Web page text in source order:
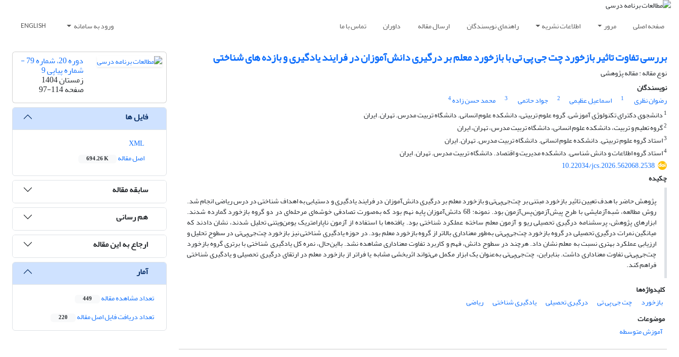
صفحه اصلی مرور اطلاعات نشریه راهنمای نویسندگان ارسال مقاله داوران تماس با ما ورود به سامانه ENGLISH
بررسی تفاوت تاثیر بازخورد چت جی پی تی با بازخورد معلم بر درگیری دانش‌آموزان در فرایند یادگیری و بازده های شناختی
نوع مقاله : مقاله پژوهشی
نویسندگان
رضوان نظری
1 اسماعیل عظیمی 2 جواد حاتمی 3 محمد حسن زاده4
1 دانشجوی دکترای تکنولوژی آموزشی. گروه علوم تربیتی، دانشکده علوم انسانی. دانشگاه تربیت مدرس. تهران. ایران
2گروه تعلیم و تربیت، دانشکده علوم انسانی، دانشگاه تربیت مدرس، تهران، ایران
3استاد گروه علوم تربیتی. دانشکده علوم انسانی. دانشگاه تربیت مدرس. تهران. ایران
4استاد گروه اطلاعات و دانش شناسی. دانشکده مدیریت و اقتصاد. دانشگاه تربیت مدرس. تهران. ایران
10.22034/jcs.2026.562068.2538
چکیده
پژوهش حاضر با هدف تعیین تاثیر بازخورد مبتنی بر چت‌جی‌پی‌تی و بازخورد معلم بر درگیری دانش‌آموزان در فرایند یادگیری و دستیابی به اهداف شناختی در درس ریاضی انجام شد.
روش مطالعه، شبه‌آزمایشی با طرح پیش‌آزمون–پس‌آزمون بود. نمونه: 68 دانش‌آموزان پایه نهم بود که به‌صورت تصادفی خوشه‌ای مرحله‌ای در دو گروه بازخورد گمارده شدند.
ابزارهای پژوهش، پرسشنامه درگیری تحصیلی ریو و آزمون معلم ساخته عملکرد شناختی بود. یافته‌ها با استفاده از آزمون ناپارامتریک یومن‌ویتنی تحلیل شدند، نشان دادند که
میانگین نمرات درگیری تحصیلی در گروه بازخورد چت‌جی‌پی‌تی به‌طور معناداری بالاتر از گروه بازخورد معلم بود. در حوزه یادگیری شناختی نیز بازخورد چت‌جی‌پی‌تی در سطوح تحلیل و
ارزیابی عملکرد بهتری نسبت به معلم نشان داد. هرچند در سطوح دانش، فهم و کاربرد تفاوت معناداری مشاهده نشد. بااین‌حال، نمره کل یادگیری شناختی با برتری گروه بازخورد
چت‌جی‌پی‌تی تفاوت معناداری داشت. بنابراین، چت‌جی‌پی‌تی به‌عنوان یک ابزار مکمل می‌تواند اثربخشی مشابه یا فراتر از بازخورد معلم در ارتقای درگیری تحصیلی و یادگیری شناختی
فراهم کند.
کلیدواژه‌ها
بازخورد
چت جی پی تی درگیری تحصیلی یادگیری شناختی
ریاضی
موضوعات
آموزش متوسطه
دوره 20، شماره 79 -
شماره پیاپی 9
زمستان 1404
صفحه97-114
فایل ها
اصل مقاله
694.26 K
سابقه مقاله
هم رسانی
ارجاع به این مقاله
آمار
تعداد مشاهده مقاله 449
تعداد دریافت فایل اصل مقاله 220